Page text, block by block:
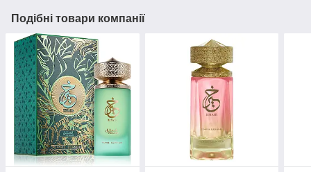
Подібні товари компанії